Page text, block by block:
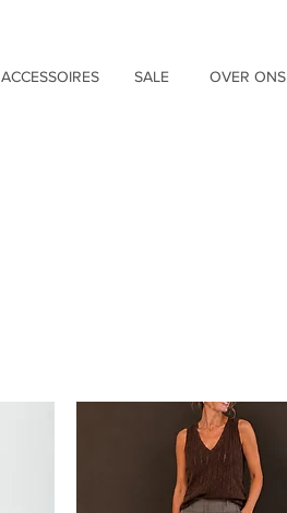
ACCESSOIRES SALE OVER ONS